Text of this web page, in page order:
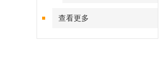
查看更多